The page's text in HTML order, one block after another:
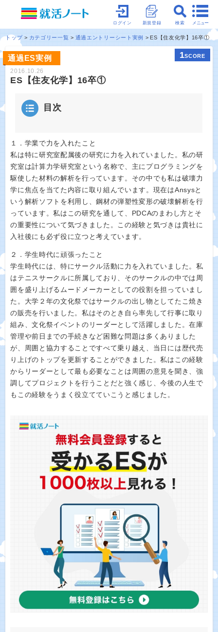
メニュー
検索
新規登録
ログイン
トップ カテゴリー一覧 通過エントリーシート実例 ES【住友化学】16卒①
通過ES実例 1SCORE
2016.10.26
ES【住友化学】16卒①
目次
１．学業で力を入れたこと
私は特に研究室配属後の研究に力を入れていました。私の研
究室は計算力学研究室という名称で、主にプログラミングを
駆使した材料の解析を行っています。その中でも私は破壊力
学に焦点を当てた内容に取り組んでいます。現在はAnsysと
いう解析ソフトを利用し、鋼材の弾塑性変形の破壊解析を行
っています。私はこの研究を通して、PDCAのまわし方とそ
の重要性について気づきました。この経験と気づきは貴社に
入社後にも必ず役に立つと考えています。
２．学生時代に頑張ったこと
学生時代には、特にサークル活動に力を入れていました。私
はテニスサークルに所属しており、そのサークルの中では周
囲を盛り上げるムードメーカーとしての役割を担っていまし
た。大学２年の文化祭ではサークルの出し物としてたこ焼き
の販売を行いました。私はそのとき自ら率先して行事に取り
組み、文化祭イベントのリーダーとして活躍しました。在庫
管理や前日までの手続きなど困難な問題は多くありました
が、周囲と協力することですべて乗り越え、当日には歴代売
り上げのトップを更新することができました。私はこの経験
からリーダーとして最も必要なことは周囲の意見を聞き、強
調してプロジェクトを行うことだと強く感じ、今後の人生で
もこの経験をうまく役立てていこうと感じました。